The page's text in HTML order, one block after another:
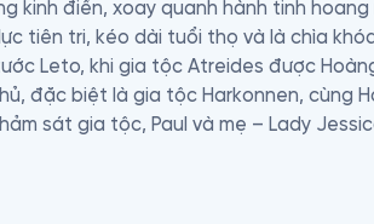
kinh điển, xoay quanh hành tinh
tiên tri, kéo dài tuổi thọ và là chìa
Leto, khi gia tộc Atreides được
đặc biệt là gia tộc Harkonnen, cùng
sát gia tộc, Paul và mẹ – Lady
bó mật thiết với cát và những con sâu
mở ra một thế giới giàu chi tiết với